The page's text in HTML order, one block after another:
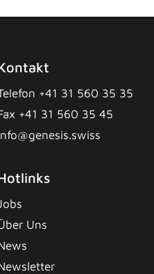
+41 31 560 35 35
+41 31 560 35 45
Uns